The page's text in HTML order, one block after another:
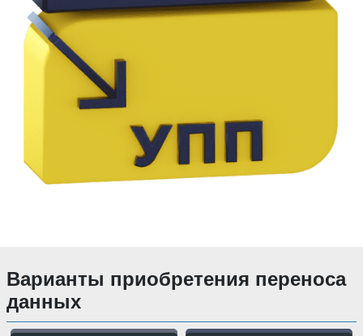
Варианты приобретения переноса
данных